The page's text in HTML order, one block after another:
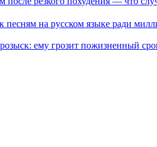
песням на русском языке ради
ему грозит пожизненный